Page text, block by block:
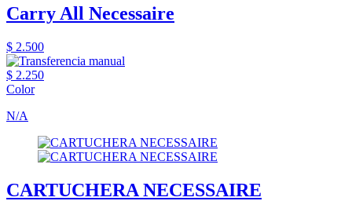
Carry All Necessaire
$ 2.500
$ 2.250
Color
N/A
CARTUCHERA NECESSAIRE